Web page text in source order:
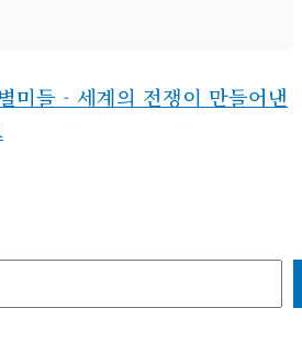
미들 - 세계의 전쟁이 만들어낸